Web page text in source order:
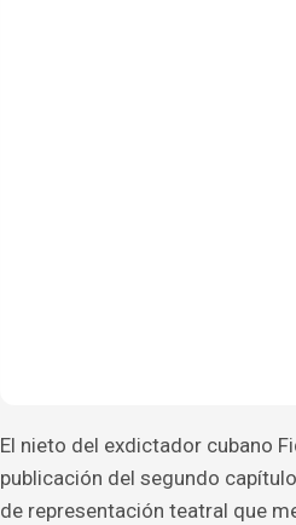
El nieto del exdictador cubano
publicación del segundo
de representación teatral que